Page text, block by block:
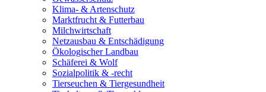
Klima- & Artenschutz
Marktfrucht & Futterbau
Milchwirtschaft
Netzausbau & Entschädigung
Ökologischer Landbau
Schäferei & Wolf
Sozialpolitik & -recht
Tierseuchen & Tiergesundheit